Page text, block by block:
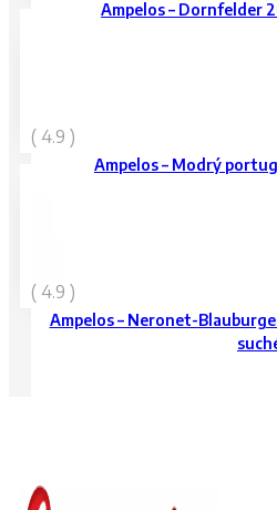
Ampelos – Dornfelder
( 4.9 )
Ampelos – Modrý
249 Kč
( 4.9 )
Ampelos – Neronet-
249 Kč